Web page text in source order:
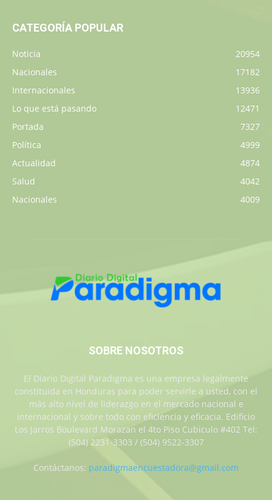
CATEGORÍA POPULAR
Noticia
20954
Nacionales
17182
Internacionales
13936
Lo que está pasando
12471
Portada
7327
Política
4999
Actualidad
4874
Salud
4042
Nacionales
4009
SOBRE NOSOTROS
El Diario Digital Paradigma es una empresa legalmente
constituida en Honduras para poder servirle a usted, con el
más alto nivel de liderazgo en el mercado nacional e
internacional y sobre todo con eficiencia y eficacia. Edificio
Los Jarros Boulevard Morazan el 4to Piso Cubiculo #402 Tel:
(504) 2231-3303 / (504) 9522-3307
Contáctanos: paradigmaencuestadora@gmail.com